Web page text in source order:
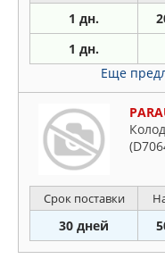
1 дн.
1 дн.
Еще
Срок поставки
30 дней